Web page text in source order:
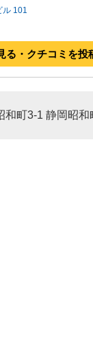
ル 101
る・クチコミを投
町3-1 静岡昭和